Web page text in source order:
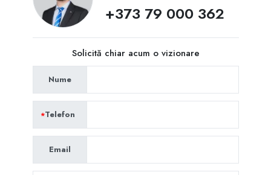
+373 79 000 362
Solicită chiar acum o vizionare
Nume
Telefon
Email